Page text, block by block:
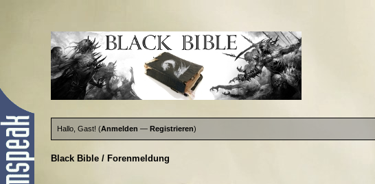
Hallo, Gast! (Anmelden —Registrieren)
Black Bible / Forenmeldung